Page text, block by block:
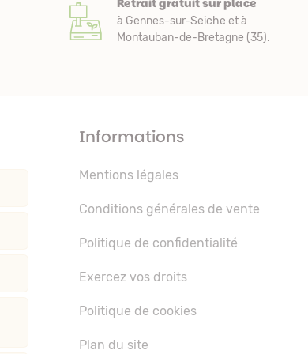
Retrait gratuit sur place
à Gennes-sur-Seiche et à
Montauban-de-Bretagne (35).
Informations
Mentions légales
Conditions générales de vente
Politique de confidentialité
Exercez vos droits
Politique de cookies
Plan du site